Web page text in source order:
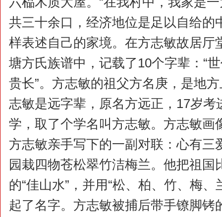
共三十余口，经济地位是足以自给的
样表述自己的家境。在方志敏故居厅
塘方氏族谱中，记载了10个字辈：“
贵长”。方志敏的祖父方名庚，是地
志敏是远字辈，原名方远正，17岁考
学，取了个学名叫方志敏。方志敏画
方志敏亲手写下的一副对联：心有三
园栽四物苍松翠竹洁梅兰。他把祖国
的“佳山水”，并用“松、柏、竹、梅、
起了名字。方志敏被捕后带手镣脚铐